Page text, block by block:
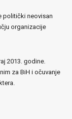
politički neovisan
organizacije
2013. godine.
za BiH i očuvanje